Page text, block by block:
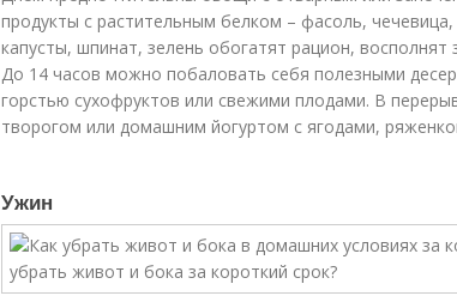
продукты с растительным белком – фасоль,
капусты, шпинат, зелень обогатят рацион, восполнят
До 14 часов можно побаловать себя полезными
горстью сухофруктов или свежими плодами. В
творогом или домашним йогуртом с ягодами,
Ужин